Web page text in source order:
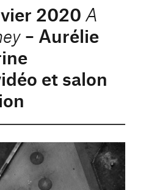
2020 A
– Aurélie
et salon